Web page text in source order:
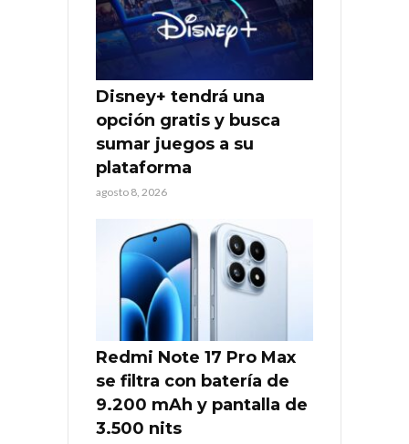
Disney+ tendrá una
opción gratis y busca
sumar juegos a su
plataforma
agosto 8, 2026
Redmi Note 17 Pro Max
se filtra con batería de
9.200 mAh y pantalla de
3.500 nits